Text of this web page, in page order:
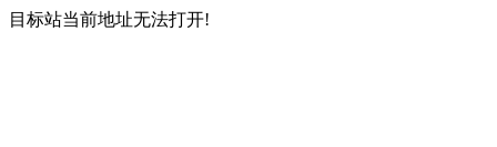
目标站当前地址无法打开!